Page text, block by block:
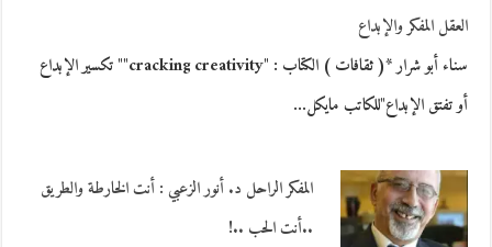
العقل المفكر والإبداع
سناء أبو شرار *( ثقافات ) الكتاب : "cracking creativity"" تكسير الإبداع
أو تفتق الإبداع"للكاتب مايكل…
المفكر الراحل د. أنور الزعبي : أنت الخارطة والطريق
..أنت الحب ..!